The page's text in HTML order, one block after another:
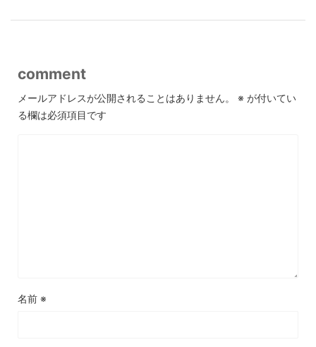
comment
メールアドレスが公開されることはありません。 ※ が付いてい
る欄は必須項目です
名前 ※